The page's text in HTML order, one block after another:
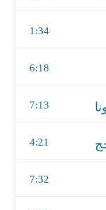
1:34
6:18
7:13
4:21
7:32